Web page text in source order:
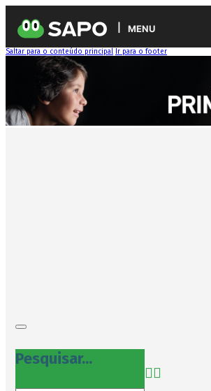
MENU
Saltar para o conteúdo principal Ir para o footer
Pesquisar...